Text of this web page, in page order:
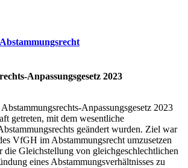
Anpassungsgesetz 2023
Anpassungsgesetz 2023
getreten, mit dem wesentliche
geändert wurden. Ziel war
VfGH im Abstammungsrecht umzusetzen
die Gleichstellung von gleichgeschlechtlichen
eines Abstammungsverhältnisses zu